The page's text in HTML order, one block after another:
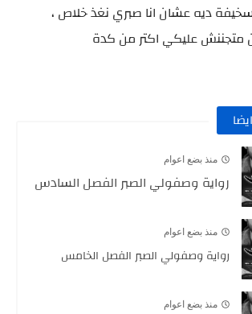
ديه عشان انا صبري نغذ خلاص ،
عليكي اكتر من كدة
منذ بضع اعوام
رواية وصفولي الصبر الفصل السادس
منذ بضع اعوام
رواية وصفولي الصبر الفصل الخامس
منذ بضع اعوام